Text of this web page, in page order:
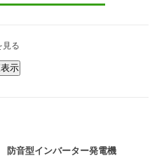
見る
音型インバーター発電機